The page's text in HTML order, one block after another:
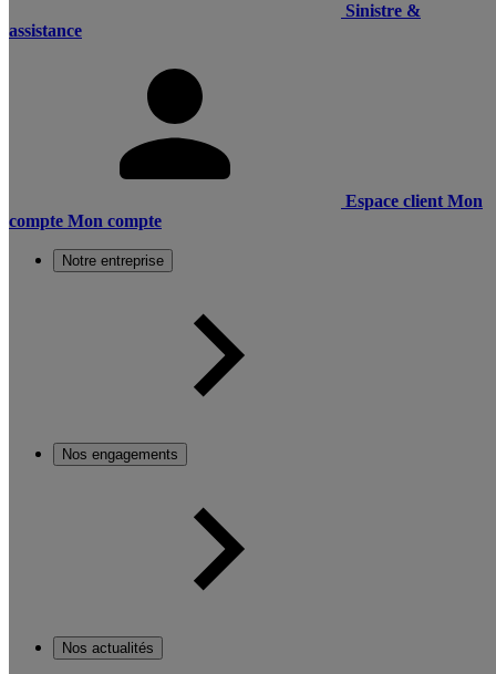
Sinistre &
assistance
Espace client Mon
compte Mon compte
Notre entreprise
Nos engagements
Nos actualités